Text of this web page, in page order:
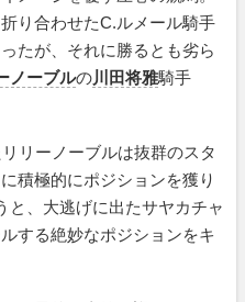
り合わせたC.ルメール騎手
たが、それに勝るとも劣ら
ノーブルの川田将雅騎手
リーノーブルは抜群のスタ
積極的にポジションを獲り
と、大逃げに出たサヤカチャ
する絶妙なポジションをキ